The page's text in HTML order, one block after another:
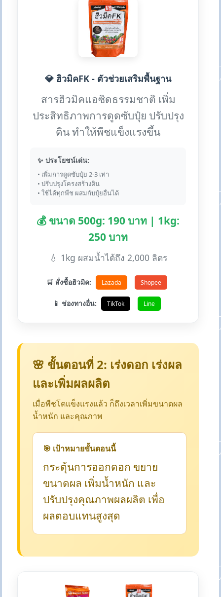
💎 ฮิวมิคFK - ตัวช่วยเสริมพื้นฐาน
สารฮิวมิคแอซิดธรรมชาติ เพิ่ม
ประสิทธิภาพการดูดซับปุ๋ย ปรับปรุง
ดิน ทำให้พืชแข็งแรงขึ้น
✨ ประโยชน์เด่น:
• เพิ่มการดูดซับปุ๋ย 2-3 เท่า
• ปรับปรุงโครงสร้างดิน
• ใช้ได้ทุกพืช ผสมกับปุ๋ยอื่นได้
💰 ขนาด 500g: 190 บาท | 1kg:
250 บาท
💧 1kg ผสมน้ำได้ถึง 2,000 ลิตร
🛒 สั่งซื้อฮิวมิค: Lazada Shopee
📱 ช่องทางอื่น: TikTok Line
🌸 ขั้นตอนที่ 2: เร่งดอก เร่งผล
และเพิ่มผลผลิต
เมื่อพืชโตแข็งแรงแล้ว ก็ถึงเวลาเพิ่มขนาดผล
น้ำหนัก และคุณภาพ
🎯 เป้าหมายขั้นตอนนี้
กระตุ้นการออกดอก ขยาย
ขนาดผล เพิ่มน้ำหนัก และ
ปรับปรุงคุณภาพผลผลิต เพื่อ
ผลตอบแทนสูงสุด